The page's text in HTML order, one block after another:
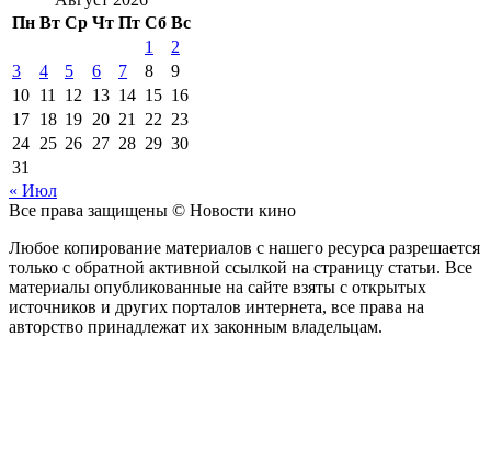
Пн Вт Ср Чт Пт Сб Вс
1
2
3
4 5 6 7 8
9
10 11 12 13 14 15 16
17 18 19 20 21 22 23
24 25 26 27 28 29 30
31
« Июл
Все права защищены © Новости кино
Любое копирование материалов с нашего ресурса разрешается
только с обратной активной ссылкой на страницу статьи. Все
материалы опубликованные на сайте взяты с открытых
источников и других порталов интернета, все права на
авторство принадлежат их законным владельцам.